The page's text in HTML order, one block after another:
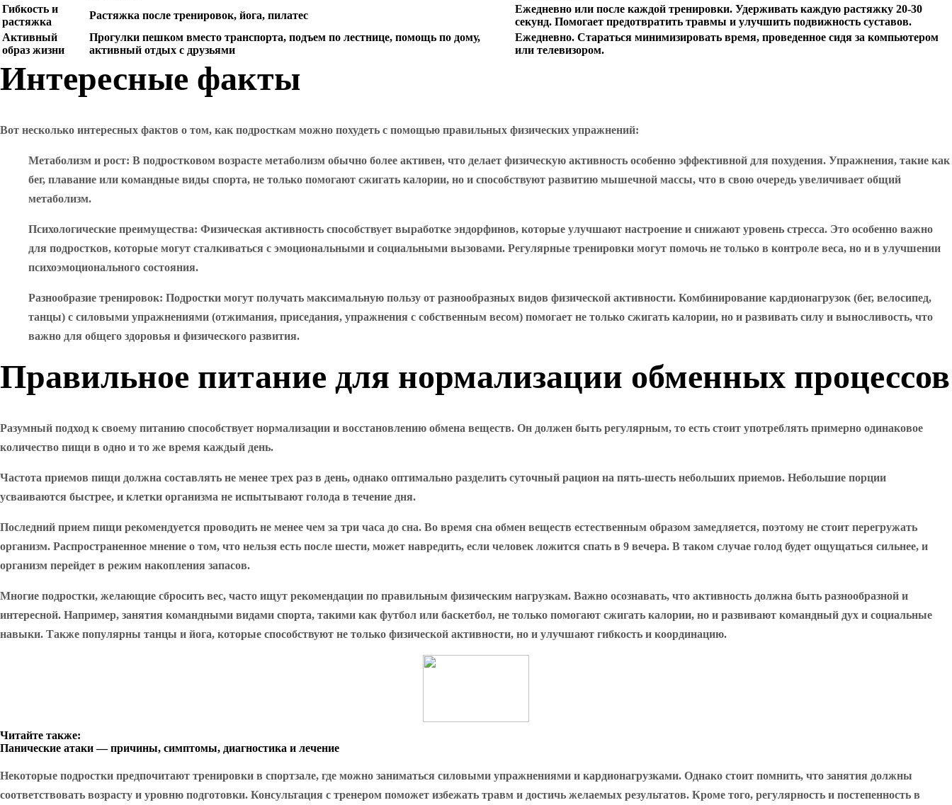
Гибкость и
растяжка
Растяжка после тренировок, йога, пилатес
Ежедневно или после каждой тренировки. Удерживать каждую растяжку 20-30
секунд. Помогает предотвратить травмы и улучшить подвижность суставов.
Активный
образ жизни
Прогулки пешком вместо транспорта, подъем по лестнице, помощь по дому,
активный отдых с друзьями
Ежедневно. Стараться минимизировать время, проведенное сидя за компьютером
или телевизором.
Интересные факты
Вот несколько интересных фактов о том, как подросткам можно похудеть с помощью правильных физических упражнений:
Метаболизм и рост: В подростковом возрасте метаболизм обычно более активен, что делает физическую активность особенно эффективной для похудения. Упражнения, такие как
бег, плавание или командные виды спорта, не только помогают сжигать калории, но и способствуют развитию мышечной массы, что в свою очередь увеличивает общий
метаболизм.
Психологические преимущества: Физическая активность способствует выработке эндорфинов, которые улучшают настроение и снижают уровень стресса. Это особенно важно
для подростков, которые могут сталкиваться с эмоциональными и социальными вызовами. Регулярные тренировки могут помочь не только в контроле веса, но и в улучшении
психоэмоционального состояния.
Разнообразие тренировок: Подростки могут получать максимальную пользу от разнообразных видов физической активности. Комбинирование кардионагрузок (бег, велосипед,
танцы) с силовыми упражнениями (отжимания, приседания, упражнения с собственным весом) помогает не только сжигать калории, но и развивать силу и выносливость, что
важно для общего здоровья и физического развития.
Правильное питание для нормализации обменных процессов
Разумный подход к своему питанию способствует нормализации и восстановлению обмена веществ. Он должен быть регулярным, то есть стоит употреблять примерно одинаковое
количество пищи в одно и то же время каждый день.
Частота приемов пищи должна составлять не менее трех раз в день, однако оптимально разделить суточный рацион на пять-шесть небольших приемов. Небольшие порции
усваиваются быстрее, и клетки организма не испытывают голода в течение дня.
Последний прием пищи рекомендуется проводить не менее чем за три часа до сна. Во время сна обмен веществ естественным образом замедляется, поэтому не стоит перегружать
организм. Распространенное мнение о том, что нельзя есть после шести, может навредить, если человек ложится спать в 9 вечера. В таком случае голод будет ощущаться сильнее, и
организм перейдет в режим накопления запасов.
Многие подростки, желающие сбросить вес, часто ищут рекомендации по правильным физическим нагрузкам. Важно осознавать, что активность должна быть разнообразной и
интересной. Например, занятия командными видами спорта, такими как футбол или баскетбол, не только помогают сжигать калории, но и развивают командный дух и социальные
навыки. Также популярны танцы и йога, которые способствуют не только физической активности, но и улучшают гибкость и координацию.
Читайте также:
Панические атаки — причины, симптомы, диагностика и лечение
Некоторые подростки предпочитают тренировки в спортзале, где можно заниматься силовыми упражнениями и кардионагрузками. Однако стоит помнить, что занятия должны
соответствовать возрасту и уровню подготовки. Консультация с тренером поможет избежать травм и достичь желаемых результатов. Кроме того, регулярность и постепенность в